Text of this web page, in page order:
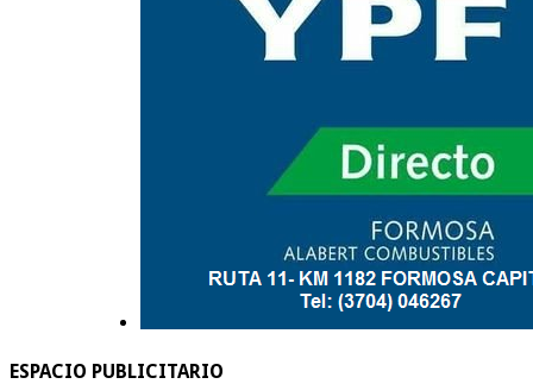
ESPACIO PUBLICITARIO